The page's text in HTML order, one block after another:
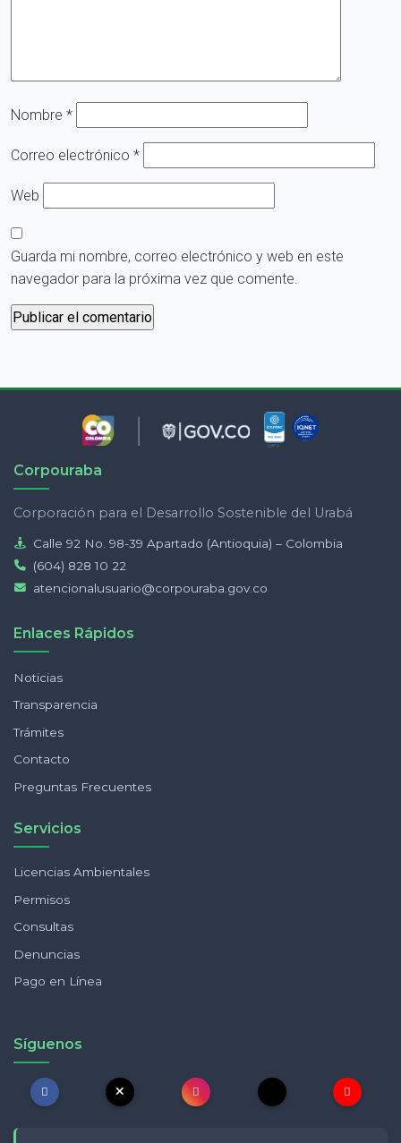
Nombre *
Correo electrónico *
Web
Guarda mi nombre, correo electrónico y web en este
navegador para la próxima vez que comente.
Corpouraba
Corporación para el Desarrollo Sostenible del Urabá
Calle 92 No. 98-39 Apartado (Antioquia) – Colombia
(604) 828 10 22
atencionalusuario@corpouraba.gov.co
Enlaces Rápidos
Noticias
Transparencia
Trámites
Contacto
Preguntas Frecuentes
Servicios
Licencias Ambientales
Permisos
Consultas
Denuncias
Pago en Línea
Síguenos